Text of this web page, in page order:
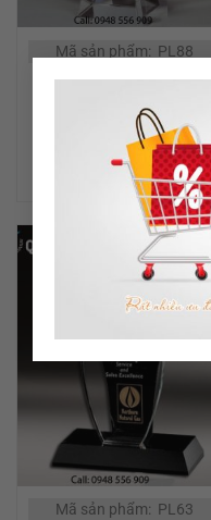
Mã sản phẩm: PL88
CÚP PHA LÊ MƯỜI CẠNH
ĐỌC TIẾP
Mã sản phẩm: PL63